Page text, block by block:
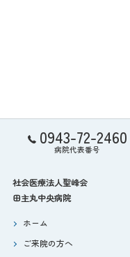
0943-72-2460
病院代表番号
社会医療法人聖峰会
田主丸中央病院
ホーム
ご来院の方へ